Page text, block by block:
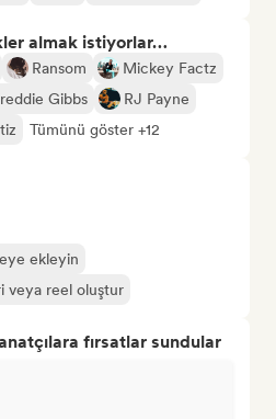
almak istiyorlar…
Ransom
Mickey Factz
Gibbs
RJ Payne
Tümünü göster +12
ekleyin
veya reel oluştur
fırsatlar sundular